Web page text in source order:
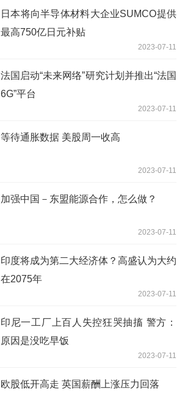
日本将向半导体材料大企业SUMCO提供
最高750亿日元补贴
2023-07-11
法国启动“未来网络”研究计划并推出“法国
6G”平台
2023-07-11
等待通胀数据 美股周一收高
2023-07-11
加强中国－东盟能源合作，怎么做？
2023-07-11
印度将成为第二大经济体？高盛认为大约
在2075年
2023-07-11
印尼一工厂上百人失控狂哭抽搐 警方：
原因是没吃早饭
2023-07-11
欧股低开高走 英国薪酬上涨压力回落